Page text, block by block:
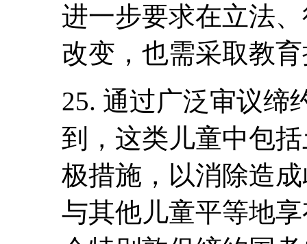
进一步要求在立法
改变，也需采取教
25. 通过广泛审议缔
到，这类儿童中包
极措施，以消除造
与其他儿童平等地